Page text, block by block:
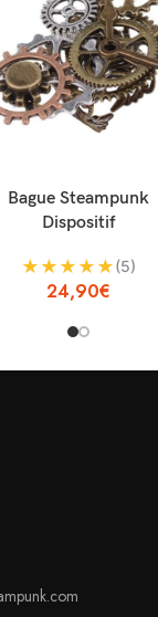
AU PANIER
Bague Steampunk
Dispositif
★ ★ ★ ★ ★(5)
24,90€